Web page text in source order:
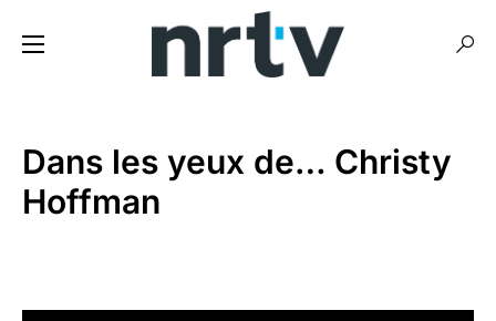
Dans les yeux de… Christy
Hoffman